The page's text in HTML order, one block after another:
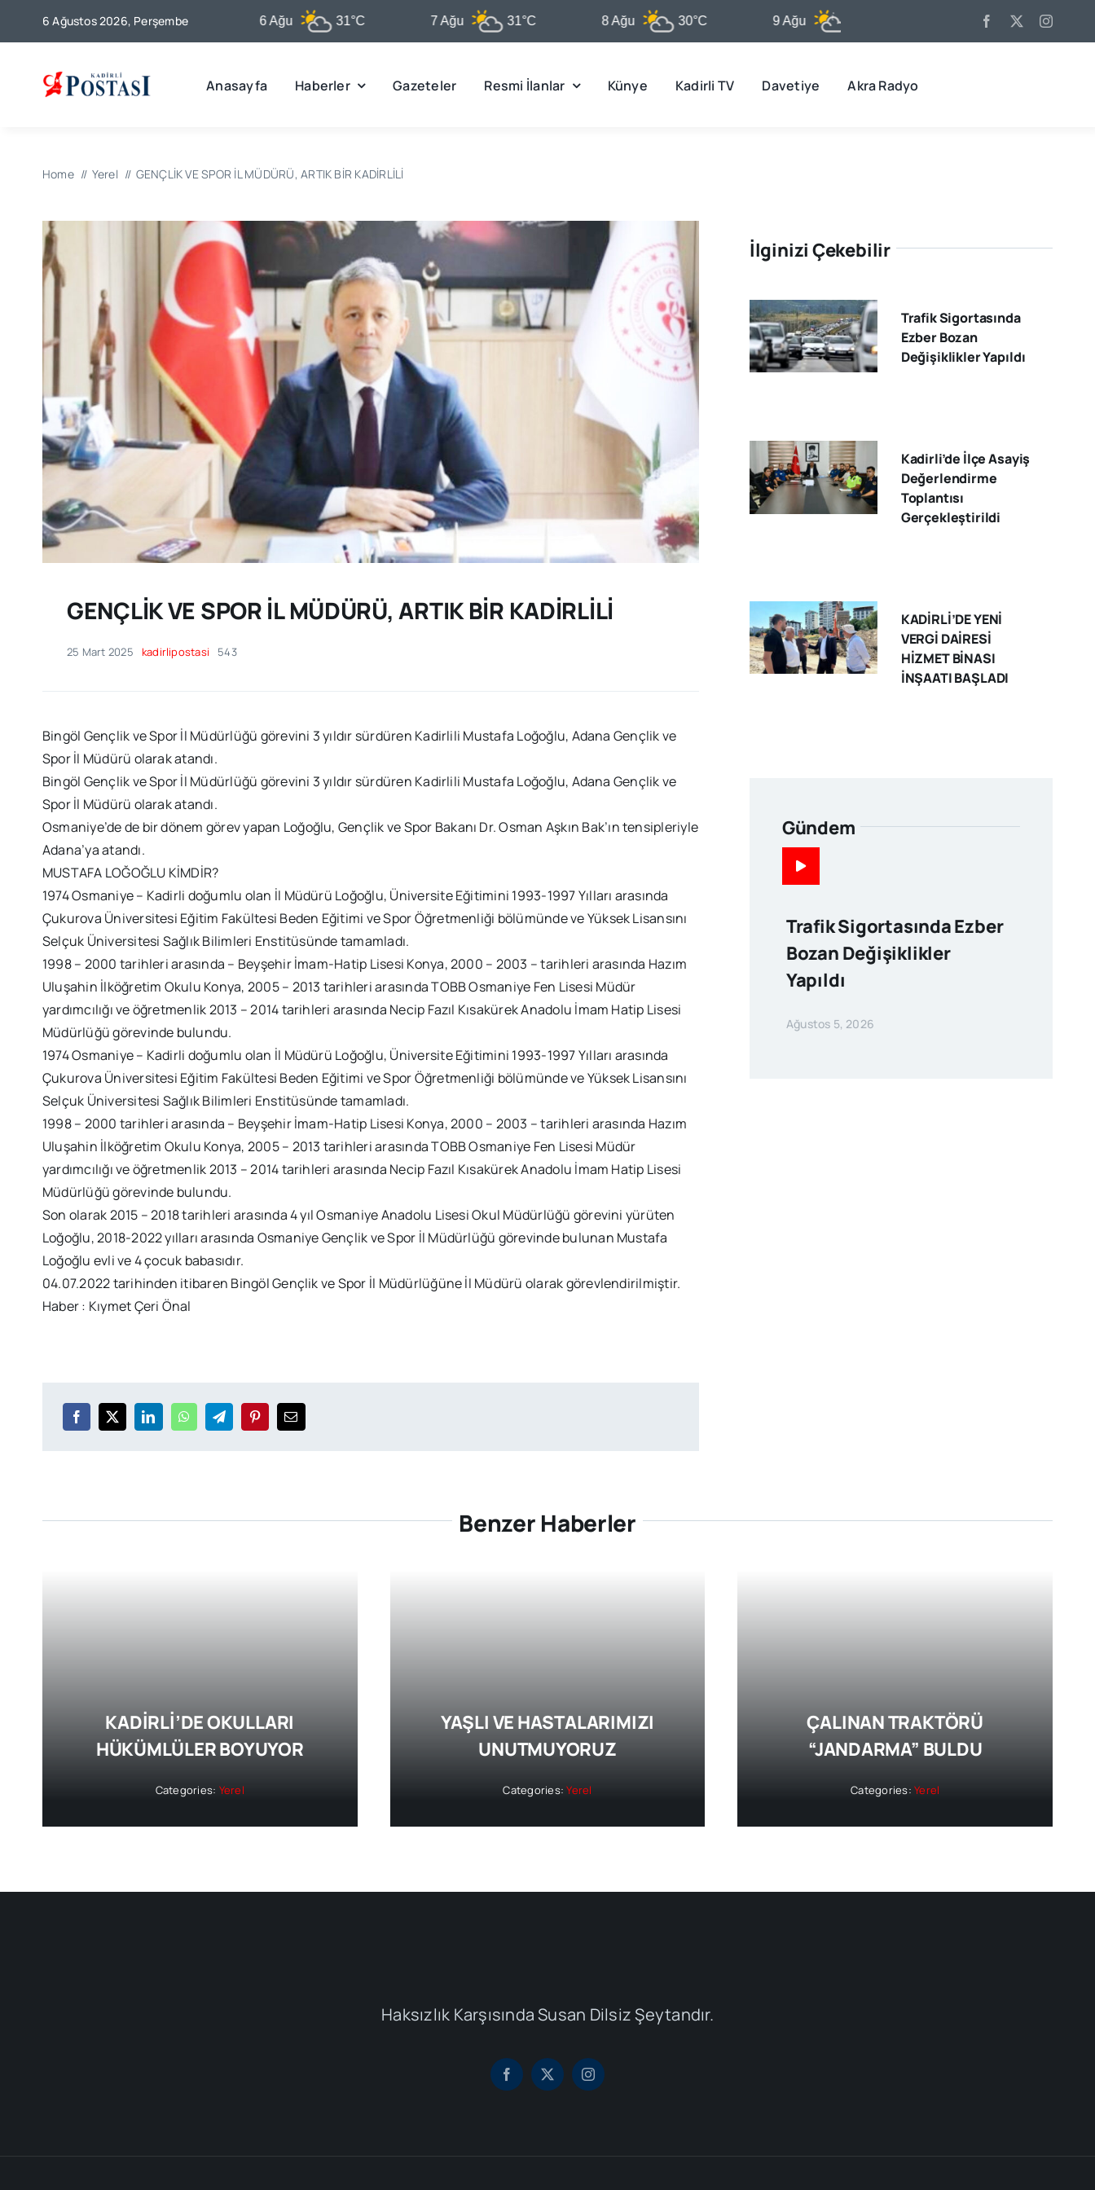
6 Ağustos 2026, Perşembe
Kadirli 31°C 31°C 30°C 31°C 32°C
Anasayfa Haberler Gazeteler Resmi İlanlar Künye Kadirli TV Davetiye Akra Radyo
Home Yerel GENÇLİK VE SPOR İL MÜDÜRÜ, ARTIK BİR KADİRLİLİ
GENÇLİK VE SPOR İL MÜDÜRÜ, ARTIK BİR KADİRLİLİ
25 Mart 2025 kadirlipostasi 543
Bingöl Gençlik ve Spor İl Müdürlüğü görevini 3 yıldır sürdüren Kadirlili Mustafa Loğoğlu, Adana Gençlik ve
Spor İl Müdürü olarak atandı.
Bingöl Gençlik ve Spor İl Müdürlüğü görevini 3 yıldır sürdüren Kadirlili Mustafa Loğoğlu, Adana Gençlik ve
Spor İl Müdürü olarak atandı.
Osmaniye’de de bir dönem görev yapan Loğoğlu, Gençlik ve Spor Bakanı Dr. Osman Aşkın Bak’ın tensipleriyle
Adana’ya atandı.
MUSTAFA LOĞOĞLU KİMDİR?
1974 Osmaniye – Kadirli doğumlu olan İl Müdürü Loğoğlu, Üniversite Eğitimini 1993-1997 Yılları arasında
Çukurova Üniversitesi Eğitim Fakültesi Beden Eğitimi ve Spor Öğretmenliği bölümünde ve Yüksek Lisansını
Selçuk Üniversitesi Sağlık Bilimleri Enstitüsünde tamamladı.
1998 – 2000 tarihleri arasında – Beyşehir İmam-Hatip Lisesi Konya, 2000 – 2003 – tarihleri arasında Hazım
Uluşahin İlköğretim Okulu Konya, 2005 – 2013 tarihleri arasında TOBB Osmaniye Fen Lisesi Müdür
yardımcılığı ve öğretmenlik 2013 – 2014 tarihleri arasında Necip Fazıl Kısakürek Anadolu İmam Hatip Lisesi
Müdürlüğü görevinde bulundu.
1974 Osmaniye – Kadirli doğumlu olan İl Müdürü Loğoğlu, Üniversite Eğitimini 1993-1997 Yılları arasında
Çukurova Üniversitesi Eğitim Fakültesi Beden Eğitimi ve Spor Öğretmenliği bölümünde ve Yüksek Lisansını
Selçuk Üniversitesi Sağlık Bilimleri Enstitüsünde tamamladı.
1998 – 2000 tarihleri arasında – Beyşehir İmam-Hatip Lisesi Konya, 2000 – 2003 – tarihleri arasında Hazım
Uluşahin İlköğretim Okulu Konya, 2005 – 2013 tarihleri arasında TOBB Osmaniye Fen Lisesi Müdür
yardımcılığı ve öğretmenlik 2013 – 2014 tarihleri arasında Necip Fazıl Kısakürek Anadolu İmam Hatip Lisesi
Müdürlüğü görevinde bulundu.
Son olarak 2015 – 2018 tarihleri arasında 4 yıl Osmaniye Anadolu Lisesi Okul Müdürlüğü görevini yürüten
Loğoğlu, 2018-2022 yılları arasında Osmaniye Gençlik ve Spor İl Müdürlüğü görevinde bulunan Mustafa
Loğoğlu evli ve 4 çocuk babasıdır.
04.07.2022 tarihinden itibaren Bingöl Gençlik ve Spor İl Müdürlüğüne İl Müdürü olarak görevlendirilmiştir.
Haber : Kıymet Çeri Önal
İlginizi Çekebilir
Trafik Sigortasında
Ezber Bozan
Değişiklikler Yapıldı
Kadirli’de İlçe Asayiş
Değerlendirme
Toplantısı
Gerçekleştirildi
KADİRLİ’DE YENİ
VERGİ DAİRESİ
HİZMET BİNASI
İNŞAATI BAŞLADI
Gündem
Trafik Sigortasında Ezber
Bozan Değişiklikler
Yapıldı
Ağustos 5, 2026
Benzer Haberler
KADİRLİ’DE OKULLARI
HÜKÜMLÜLER BOYUYOR
Categories: Yerel
YAŞLI VE HASTALARIMIZI
UNUTMUYORUZ
Categories:Yerel
ÇALINAN TRAKTÖRÜ
“JANDARMA” BULDU
Categories:Yerel
Haksızlık Karşısında Susan Dilsiz Şeytandır.